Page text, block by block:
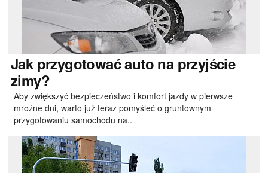
Jakprzygotować auto na przyjście
zimy?
Aby zwiększyć bezpieczeństwo i komfort jazdy w pierwsze
mroźne dni, warto już teraz pomyśleć o gruntownym
przygotowaniu samochodu na..